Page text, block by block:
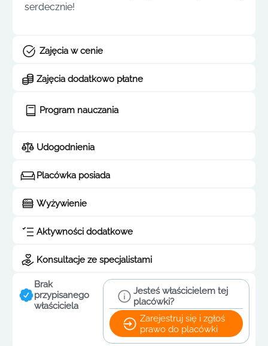
serdecznie!
Zajęcia w cenie
Zajęcia dodatkowo płatne
Program nauczania
Udogodnienia
Placówka posiada
Wyżywienie
Aktywności dodatkowe
Konsultacje ze specjalistami
Brak
przypisanego
właściciela
Jesteś właścicielem tej
placówki?
Zarejestruj się i zgłoś
prawo do placówki